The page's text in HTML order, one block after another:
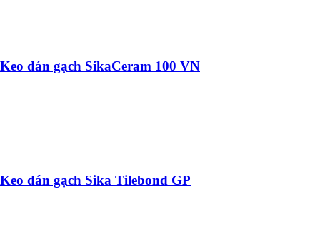
Keo dán gạch SikaCeram 100 VN
Keo dán gạch Sika Tilebond GP